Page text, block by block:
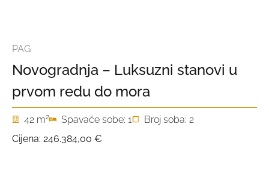
PAG
Novogradnja – Luksuzni stanovi u
prvom redu do mora
42 m2 Spavaće sobe: 1
Broj soba: 2
Cijena: 246.384,00 €